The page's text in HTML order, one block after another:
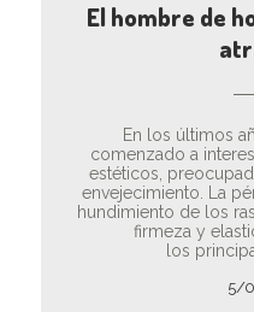
El hombre de
En los últimos
comenzado a
estéticos,
envejecimiento. La
hundimiento de los
firmeza y
los
5/